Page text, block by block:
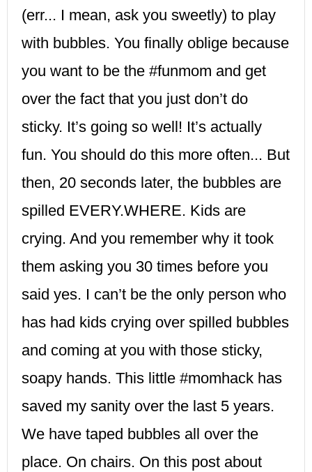
(err... I mean, ask you sweetly) to play
with bubbles. You finally oblige because
you want to be the #funmom and get
over the fact that you just don’t do
sticky. It’s going so well! It’s actually
fun. You should do this more often... But
then, 20 seconds later, the bubbles are
spilled EVERY.WHERE. Kids are
crying. And you remember why it took
them asking you 30 times before you
said yes. I can’t be the only person who
has had kids crying over spilled bubbles
and coming at you with those sticky,
soapy hands. This little #momhack has
saved my sanity over the last 5 years.
We have taped bubbles all over the
place. On chairs. On this post about